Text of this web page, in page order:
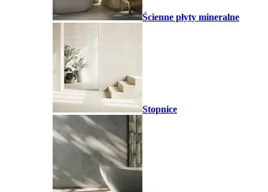
Ścienne płyty mineralne
Stopnice